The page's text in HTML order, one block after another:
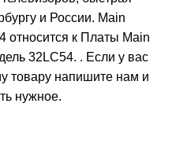
и России. Main
относится к Платы Main
32LC54. . Если у вас
товару напишите нам и
нужное.